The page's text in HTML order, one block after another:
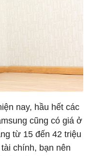
nay, hầu hết các
cũng có giá ở
từ 15 đến 42 triệu
chính, bạn nên